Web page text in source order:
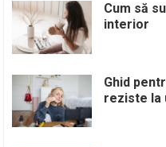
Cum să
interior
Ghid
reziste la